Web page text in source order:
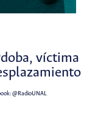
víctima
@RadioUNAL